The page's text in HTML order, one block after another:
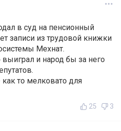
в суд на пенсионный
записи из трудовой книжки
Мехнат.
и народ бы за него
как то мелковато для
25 3